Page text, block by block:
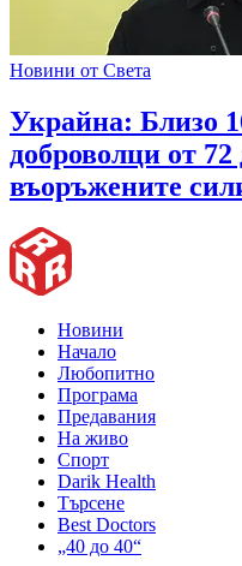
Новини от Света
Украйна: Близо
доброволци от
въоръжените
Новини
Начало
Любопитно
Програма
Предавания
На живо
Спорт
Darik Health
Търсене
Best Doctors
„40 до 40“